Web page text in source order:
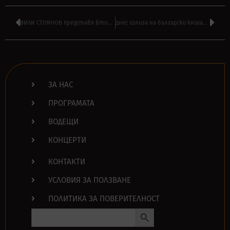
ВИЛИ СТОЯНОВ представя втори албум на фънк бандата си T.E.F.T. Днес излиза на български книгата за историята на FAITH NO MORE
ЗА НАС
ПРОГРАМАТА
ВОДЕЩИ
КОНЦЕРТИ
КОНТАКТИ
УСЛОВИЯ ЗА ПОЛЗВАНЕ
ПОЛИТИКА ЗА ПОВЕРИТЕЛНОСТ
Search Button